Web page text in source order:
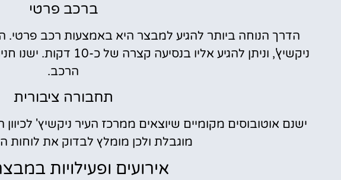
ברכב פרטי
הדרך הנוחה ביותר להגיע למבצר היא באמצעות רכב
ניקשיץ', וניתן להגיע
הרכב.
תחבורה ציבורית
ישנם אוטובוסים מקומיים שיוצאים ממרכז העיר ניקשיץ'
מוגבלת ולכן מומלץ לבדוק את לוחות
אירועים ופעילויות